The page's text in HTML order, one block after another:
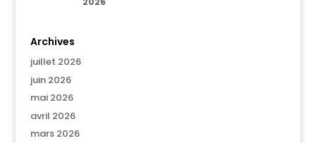
Archives
juillet 2026
juin 2026
mai 2026
avril 2026
mars 2026